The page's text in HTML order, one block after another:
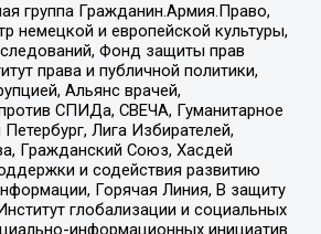
группа Гражданин.Армия.Право,
немецкой и европейской культуры,
Фонд защиты прав
права и публичной политики,
Альянс врачей,
СПИДа, СВЕЧА, Гуманитарное
Лига Избирателей,
Гражданский Союз, Хасдей
и содействия развитию
Горячая Линия, В защиту
глобализации и социальных